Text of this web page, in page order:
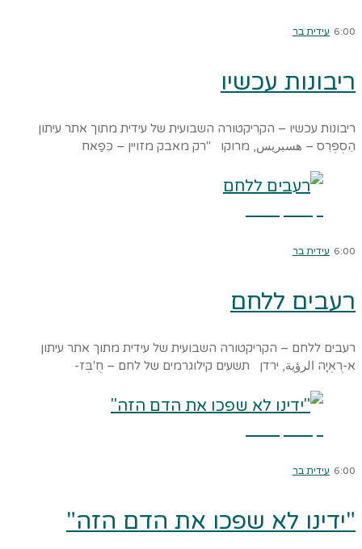
6:00 עידית בר
ריבונות עכשיו
ריבונות עכשיו – הקריקטורה השבועית של עידית מתוך אתר עיתון
הֵסְפְּרֵס – هسبريس, מרוקו "רק מאבק מזויין – כִּפַאח
6:00 עידית בר
רעבים ללחם
רעבים ללחם – הקריקטורה השבועית של עידית מתוך אתר עיתון
א-רֻאְיָה الرؤية, ירדן תשעים קילוגרמים של לחם – חֻ'בְּז-
6:00 עידית בר
"ידינו לא שפכו את הדם הזה"